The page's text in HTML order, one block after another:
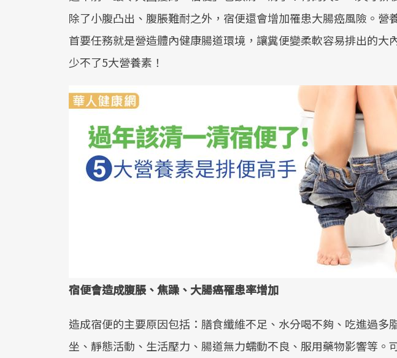
除了小腹凸出、腹脹難耐之外，宿便還會增加罹患大腸癌風險。營
首要任務就是營造體內健康腸道環境，讓糞便變柔軟容易排出的大
少不了5大營養素！
宿便會造成腹脹、焦躁、大腸癌罹患率增加
造成宿便的主要原因包括：膳食纖維不足、水分喝不夠、吃進過多
坐、靜態活動、生活壓力、腸道無力蠕動不良、服用藥物影響等。
邁向「健康
政策如「
照3.0」的
療院所的服
狀況、啟
健康新生活
發，透過醫
建立對亞
改善行動。